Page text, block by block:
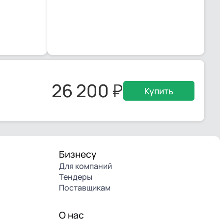
26 200 Купить
Бизнесу
Для компаний
Тендеры
Поставщикам
О нас